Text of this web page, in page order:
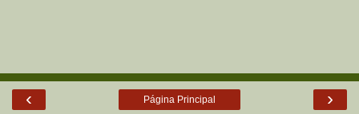
‹ ›
Página Principal